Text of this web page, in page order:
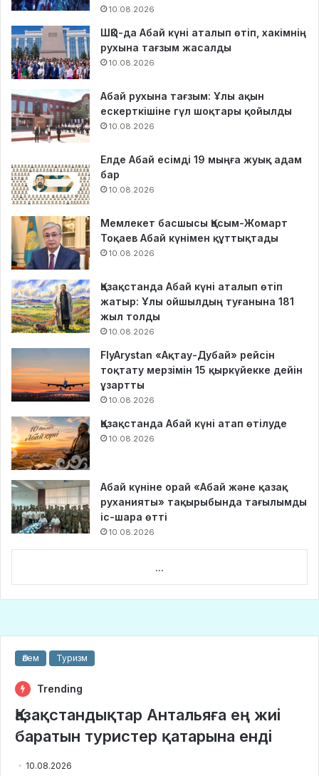
10.08.2026
ШҚО-да Абай күні аталып өтіп, хакімнің
рухына тағзым жасалды
10.08.2026
Абай рухына тағзым: Ұлы ақын
ескерткішіне гүл шоқтары қойылды
10.08.2026
Елде Абай есімді 19 мыңға жуық адам
бар
10.08.2026
Мемлекет басшысы Қасым-Жомарт
Тоқаев Абай күнімен құттықтады
10.08.2026
Қазақстанда Абай күні аталып өтіп
жатыр: Ұлы ойшылдың туғанына 181
жыл толды
10.08.2026
FlyArystan «Ақтау-Дубай» рейсін
тоқтату мерзімін 15 қыркүйекке дейін
ұзартты
10.08.2026
Қазақстанда Абай күні атап өтілуде
10.08.2026
Абай күніне орай «Абай және қазақ
руханияты» тақырыбында тағылымды
іс-шара өтті
10.08.2026
...